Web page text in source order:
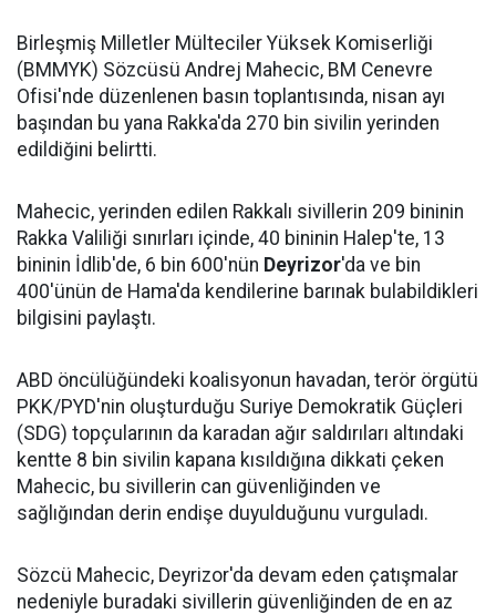
Birleşmiş Milletler Mülteciler Yüksek Komiserliği
(BMMYK) Sözcüsü Andrej Mahecic, BM Cenevre
Ofisi'nde düzenlenen basın toplantısında, nisan ayı
başından bu yana Rakka'da 270 bin sivilin yerinden
edildiğini belirtti.
Mahecic, yerinden edilen Rakkalı sivillerin 209 bininin
Rakka Valiliği sınırları içinde, 40 bininin Halep'te, 13
bininin İdlib'de, 6 bin 600'nün Deyrizor'da ve bin
400'ünün de Hama'da kendilerine barınak bulabildikleri
bilgisini paylaştı.
ABD öncülüğündeki koalisyonun havadan, terör örgütü
PKK/PYD'nin oluşturduğu Suriye Demokratik Güçleri
(SDG) topçularının da karadan ağır saldırıları altındaki
kentte 8 bin sivilin kapana kısıldığına dikkati çeken
Mahecic, bu sivillerin can güvenliğinden ve
sağlığından derin endişe duyulduğunu vurguladı.
Sözcü Mahecic, Deyrizor'da devam eden çatışmalar
nedeniyle buradaki sivillerin güvenliğinden de en az